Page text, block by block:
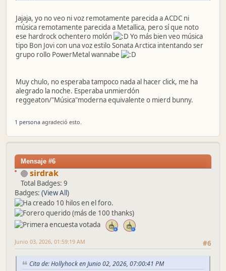
Jajaja, yo no veo ni voz remotamente parecida a ACDC ni
mùsica remotamente parecida a Metallica, pero sí que noto
ese hardrock ochentero molón
Yo más bien veo música
tipo Bon Jovi con una voz estilo Sonata Arctica intentando ser
grupo rollo PowerMetal wannabe
Muy chulo, no esperaba tampoco nada al hacer click, me ha
alegrado la noche. Esperaba unmierdón
reggeaton/"Música"moderna equivalente o mierd bunny.
1 persona agradeció esto.
Mensaje #6
sirdrak
Total Badges: 9
Badges: (View All)
#6
Junio 03, 2026, 01:59:19 AM
Cita de: Hollyhock en Junio 02, 2026, 07:00:41 PM